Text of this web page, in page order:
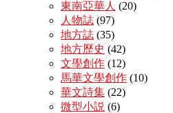
東南亞華人 (20)
人物誌 (97)
地方誌 (35)
地方歷史 (42)
文學創作 (12)
馬華文學創作 (10)
華文詩集 (22)
微型小説 (6)